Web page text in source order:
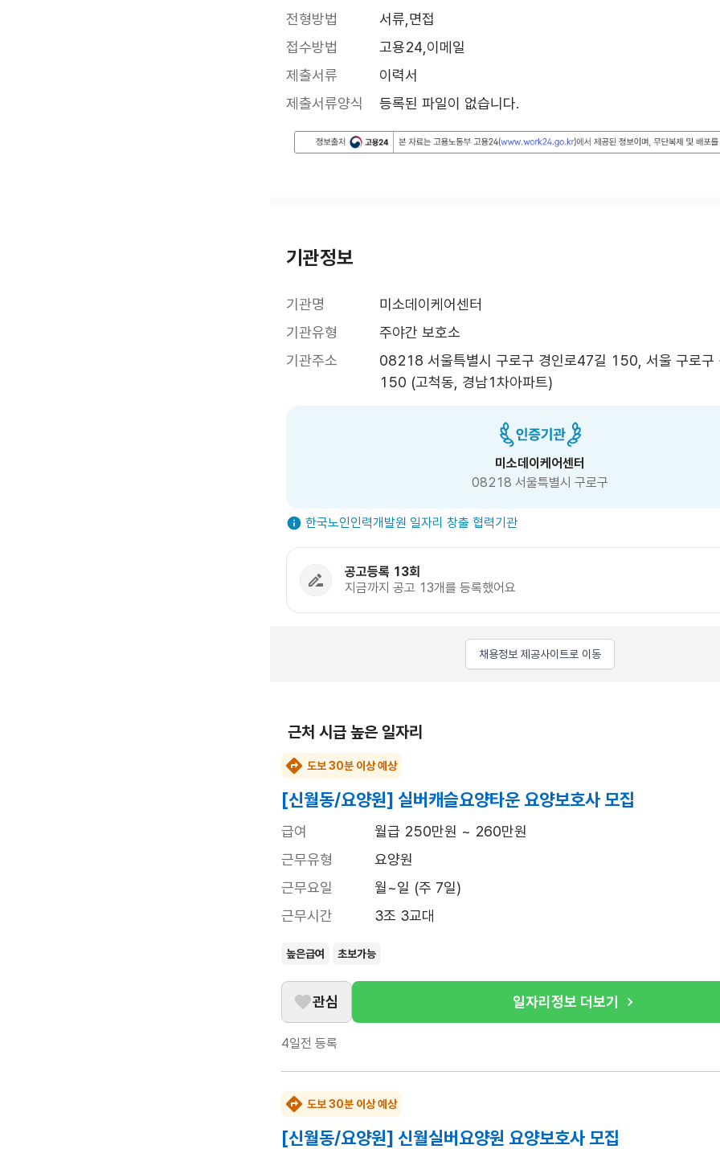
전형방법
서류,면접
접수방법
고용24,이메일
제출서류
이력서
제출서류양식
등록된 파일이 없습니다.
기관정보
기관명
미소데이케어센터
기관유형
주야간 보호소
기관주소
08218 서울특별시 구로구 경인로47길 150, 서울 구로구
150 (고척동, 경남1차아파트)
미소데이케어센터
08218 서울특별시 구로구
한국노인인력개발원 일자리 창출 협력기관
공고등록 13회
지금까지 공고 13개를 등록했어요
채용정보 제공사이트로 이동
근처 시급 높은 일자리
도보 30분 이상 예상
[신월동/요양원] 실버캐슬요양타운 요양보호사 모집
급여
월급 250만원 ~ 260만원
근무유형
요양원
근무요일
월~일 (주 7일)
근무시간
3조 3교대
높은급여 초보가능
관심 일자리정보 더보기
4일전 등록
도보 30분 이상 예상
[신월동/요양원] 신월실버요양원 요양보호사 모집